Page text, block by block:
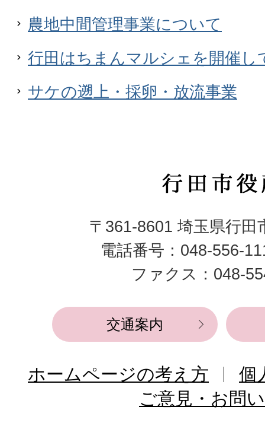
農地中間管理事業について
行田はちまんマルシェを開催し
サケの遡上・採卵・放流事業
行
市
役
所
〒361-8601 埼玉県行田
電話番号：048-556-
ファクス：048-
交通案内
ホームページの考え方
個
ご意見・お問